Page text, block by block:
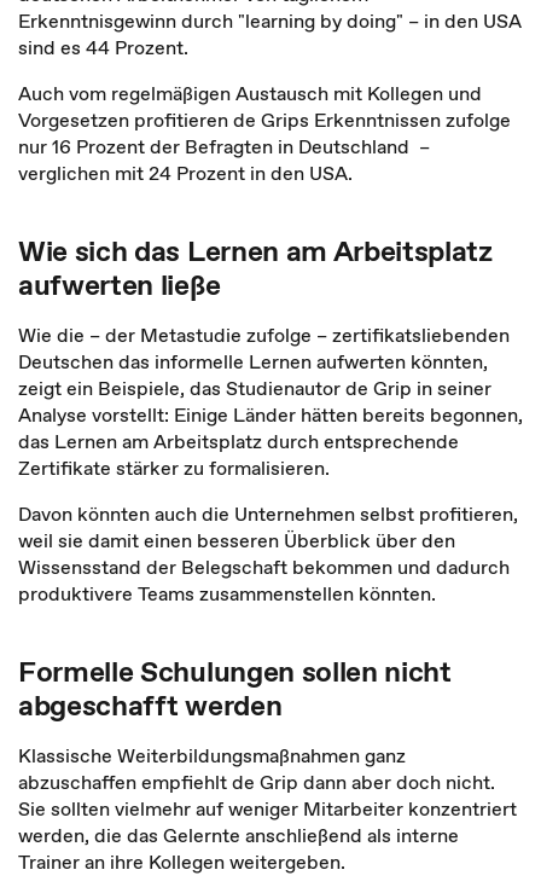
Erkenntnisgewinn durch "learning by doing" – in den USA
sind es 44 Prozent.
Auch vom regelmäßigen Austausch mit Kollegen und
Vorgesetzen profitieren de Grips Erkenntnissen zufolge
nur 16 Prozent der Befragten in Deutschland –
verglichen mit 24 Prozent in den USA.
Wie sich das Lernen am Arbeitsplatz
aufwerten ließe
Wie die – der Metastudie zufolge – zertifikatsliebenden
Deutschen das informelle Lernen aufwerten könnten,
zeigt ein Beispiele, das Studienautor de Grip in seiner
Analyse vorstellt: Einige Länder hätten bereits begonnen,
das Lernen am Arbeitsplatz durch entsprechende
Zertifikate stärker zu formalisieren.
Davon könnten auch die Unternehmen selbst profitieren,
weil sie damit einen besseren Überblick über den
Wissensstand der Belegschaft bekommen und dadurch
produktivere Teams zusammenstellen könnten.
Formelle Schulungen sollen nicht
abgeschafft werden
Klassische Weiterbildungsmaßnahmen ganz
abzuschaffen empfiehlt de Grip dann aber doch nicht.
Sie sollten vielmehr auf weniger Mitarbeiter konzentriert
werden, die das Gelernte anschließend als interne
Trainer an ihre Kollegen weitergeben.